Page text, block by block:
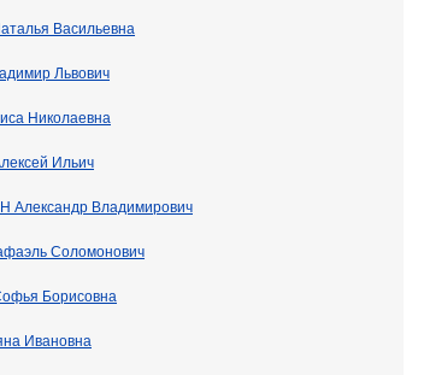
Васильевна
Львович
Николаевна
Ильич
Владимирович
Соломонович
Борисовна
Ивановна